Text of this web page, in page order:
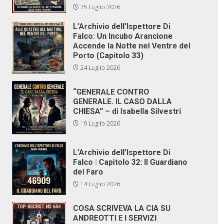
25 Luglio 2026
L’Archivio dell’Ispettore Di
Falco: Un Incubo Arancione
Accende la Notte nel Ventre del
Porto (Capitolo 33)
24 Luglio 2026
“GENERALE CONTRO
GENERALE. IL CASO DALLA
CHIESA” – di Isabella Silvestri
19 Luglio 2026
L’Archivio dell’Ispettore Di
Falco | Capitolo 32: Il Guardiano
del Faro
14 Luglio 2026
COSA SCRIVEVA LA CIA SU
ANDREOTTI E I SERVIZI